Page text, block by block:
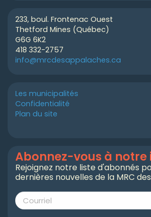
233, boul. Frontenac Ouest
Thetford Mines (Québec)
G6G 6K2
418 332-2757
info@mrcdesappalaches.ca
Les municipalités
Confidentialité
Plan du site
Abonnez-vous à
Rejoignez notre liste d'abonnés
dernières nouvelles de la MRC